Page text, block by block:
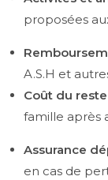
proposées
A.S.H et
Coût du
famille après
Assurance
en cas de